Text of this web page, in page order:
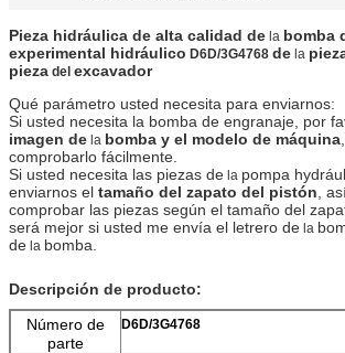
Pieza hidráulica de alta calidad de la bomba
experimental hidráulico D6D/3G4768 de la
pieza del excavador
Qué parámetro usted necesita para enviarnos:
Si usted necesita la bomba de engranaje, por
imagen de la bomba y el modelo de máquina
comprobarlo fácilmente.
Si usted necesita las piezas de la pompa
enviarnos el tamaño del zapato del pistón ,
comprobar las piezas según el tamaño del
será mejor si usted me envía el letrero de la
de la bomba.
Descripción de producto:
Número de
parte
D6D/3G4768